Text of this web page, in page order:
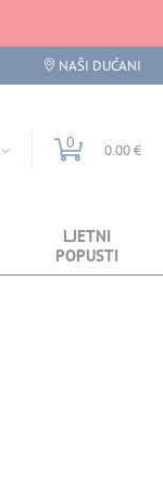
NAŠI DUĆANI
0 0.00 €
LJETNI
POPUSTI